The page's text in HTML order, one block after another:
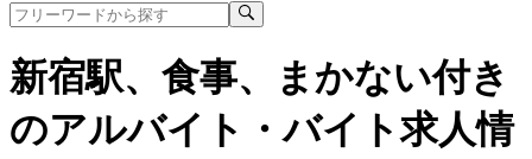
新宿駅、食事、まかない付き
のアルバイト・バイト求人情